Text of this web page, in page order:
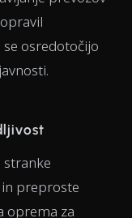
osredotočijo
stranke
in preproste
oprema za